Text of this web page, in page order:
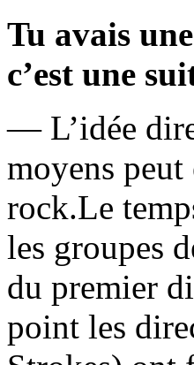
Tu avais
c’est une
— L’idée
moyens
rock.Le
les groupes
du premier
point les